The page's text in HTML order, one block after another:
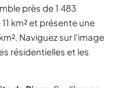
près de 1 483
km² et présente une
Naviguez sur l'image
résidentielles et les